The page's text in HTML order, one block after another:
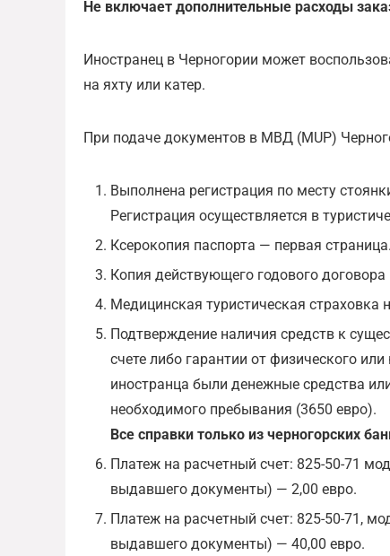
Не включает дополнительные расходы
Иностранец в Черногории может
на яхту или катер.
При подаче документов в МВД (MUP)
Выполнена регистрация по месту
Регистрация осуществляется в
Ксерокопия паспорта — первая
Копия действующего годового
Медицинская туристическая страховка
Подтверждение наличия средств к
счете либо гарантии от физического
иностранца были денежные средства
необходимого пребывания (3650 евро).
Все справки только из черногорских
Платеж на расчетный счет: 825-50-71
выдавшего документы) — 2,00 евро.
Платеж на расчетный счет: 825-50-71,
выдавшего документы) — 40,00 евро.